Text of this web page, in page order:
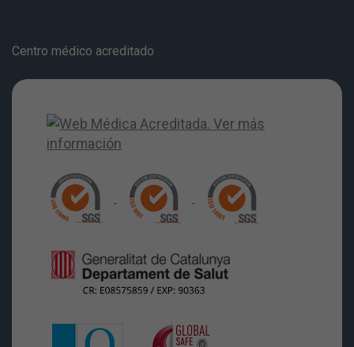
Centro médico acreditado